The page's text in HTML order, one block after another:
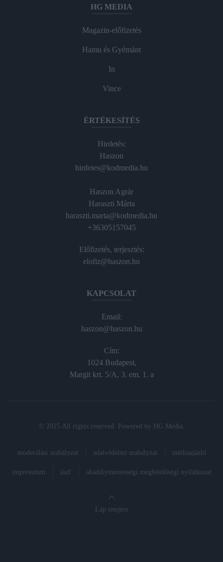
HG MEDIA
Magazin-előfizetés
Hamu és Gyémánt
In
Vince
ÉRTÉKESÍTÉS
Hirdetés:
Haszon
hirdetes@kodmedia.hu
Haszon Agrár
Haraszti Márta
haraszti.marta@kodmedia.hu
+36305157045
Előfizetés, terjesztés:
elofiz@haszon.hu
KAPCSOLAT
Email:
haszon@haszon.hu
Cím:
1024 Budapest,
Margit krt. 5/A, 3. em. 1. a
© 2025 All rights reserved. Powered by HG Media
moderálási szabályzat adatvédelmi szabályzat médiaajánló
impresszum ászf akadálymentességi megfelelőségi nyilatkozat
Lap tetejére